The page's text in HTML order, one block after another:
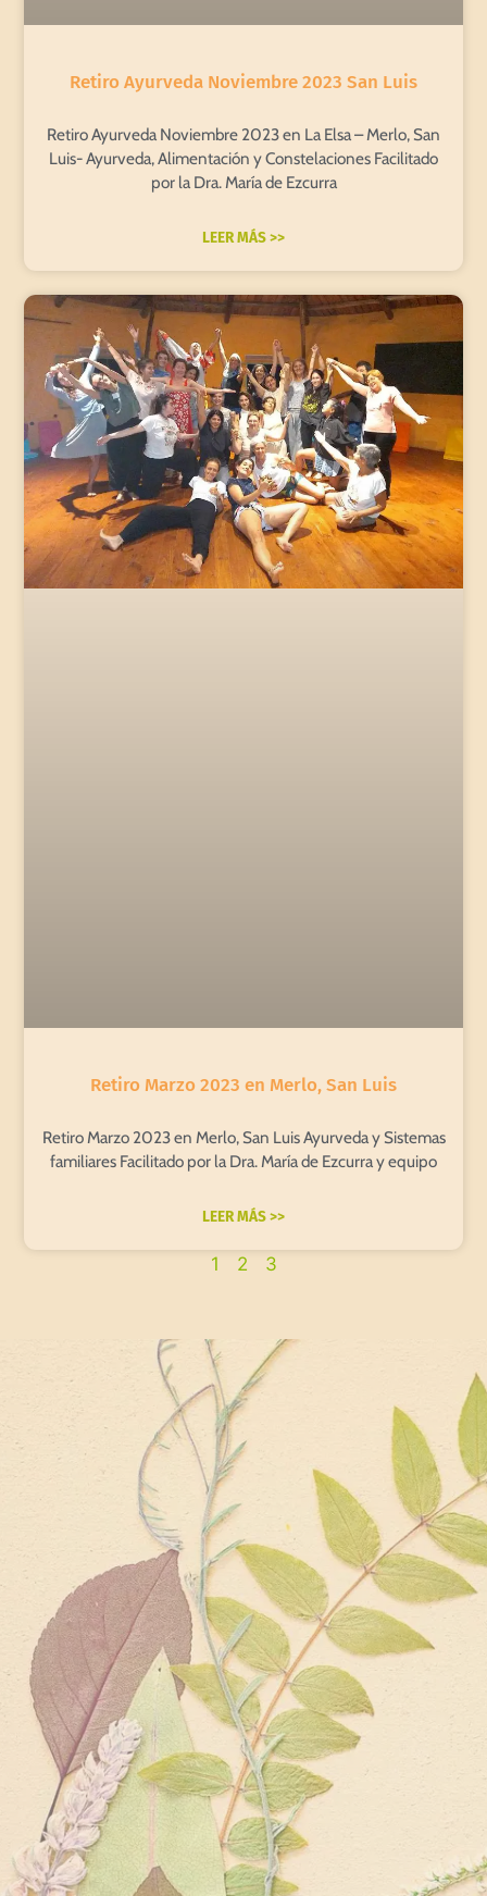
Retiro Ayurveda Noviembre 2023 San Luis
Retiro Ayurveda Noviembre 2023 en La Elsa – Merlo, San
Luis- Ayurveda, Alimentación y Constelaciones Facilitado
por la Dra. María de Ezcurra
LEER MÁS >>
Retiro Marzo 2023 en Merlo, San Luis
Retiro Marzo 2023 en Merlo, San Luis Ayurveda y Sistemas
familiares Facilitado por la Dra. María de Ezcurra y equipo
LEER MÁS >>
1 2 3